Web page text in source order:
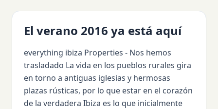
El verano 2016 ya está aquí
everything ibiza Properties - Nos hemos
trasladado La vida en los pueblos rurales gira
en torno a antiguas iglesias y hermosas
plazas rústicas, por lo que estar en el corazón
de la verdadera Ibiza es lo que inicialmente